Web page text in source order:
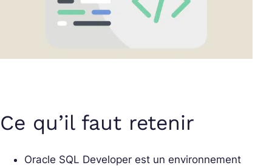
Ce qu’il faut retenir
Oracle SQL Developer est un environnement